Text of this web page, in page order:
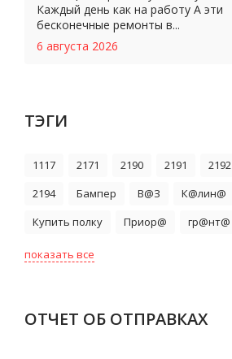
Каждый день как на работу А эти
бесконечные ремонты в...
6 августа 2026
ТЭГИ
1117 2171 2190 2191
2192
2194
Бампер В@З
К@лин@
Купить полку
Приор@ гр@нт@
показать все
ОТЧЕТ ОБ ОТПРАВКАХ